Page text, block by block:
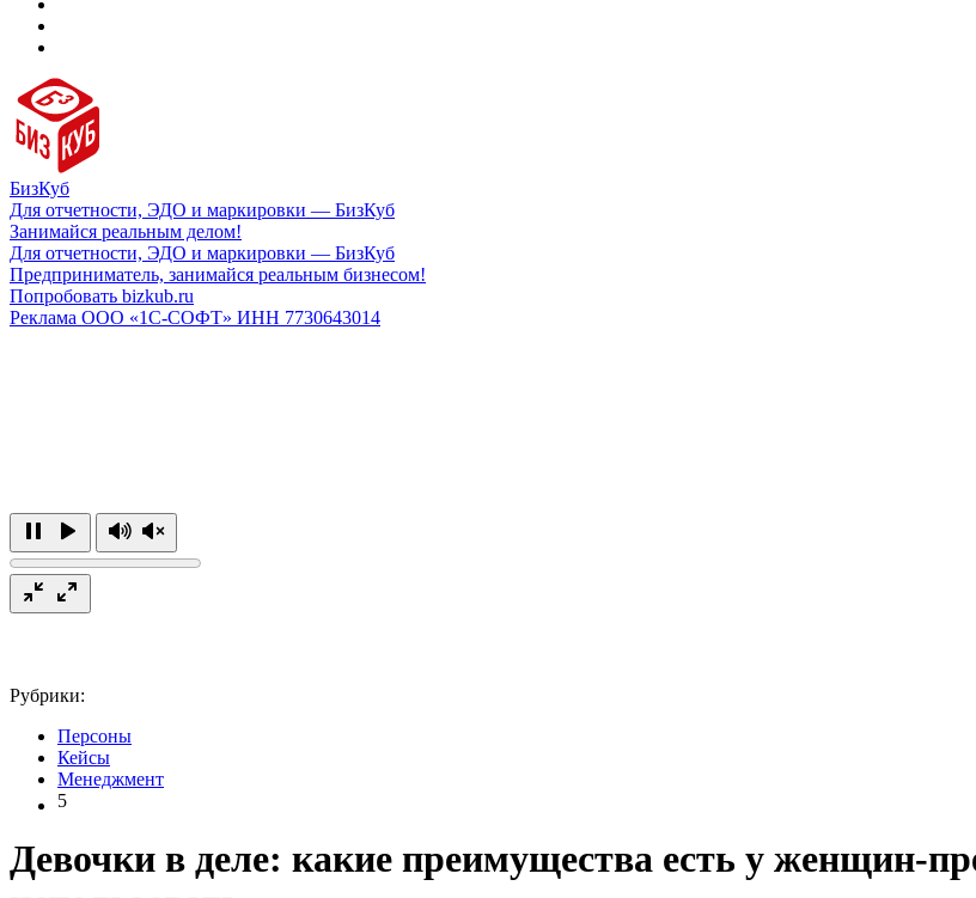
БизКуб
Для отчетности, ЭДО и маркировки — БизКуб
Занимайся реальным делом!
Для отчетности, ЭДО и маркировки — БизКуб
Предприниматель, занимайся реальным бизнесом!
Попробовать bizkub.ru
Реклама ООО «1С-СОФТ» ИНН 7730643014
Рубрики:
Персоны
Кейсы
Менеджмент
5
Девочки в деле: какие преимущества есть у женщин-